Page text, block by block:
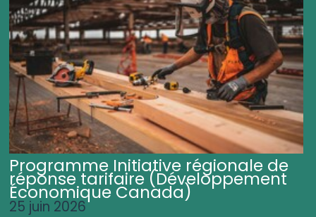
Programme Initiative régionale de
réponse tarifaire (Développement
Économique Canada)
25 juin 2026